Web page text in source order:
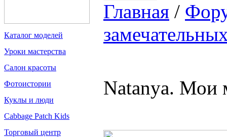
Каталог моделей
Уроки мастерства
Салон красоты
Фотоистории
Куклы и люди
Cabbage Patch Kids
Торговый центр
Главная /
Natanya. Мои